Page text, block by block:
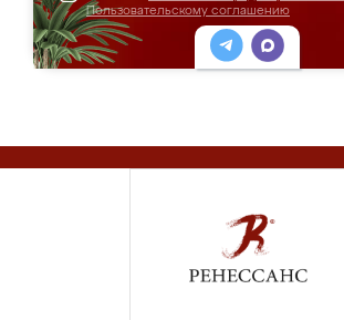
Пользовательскому соглашению